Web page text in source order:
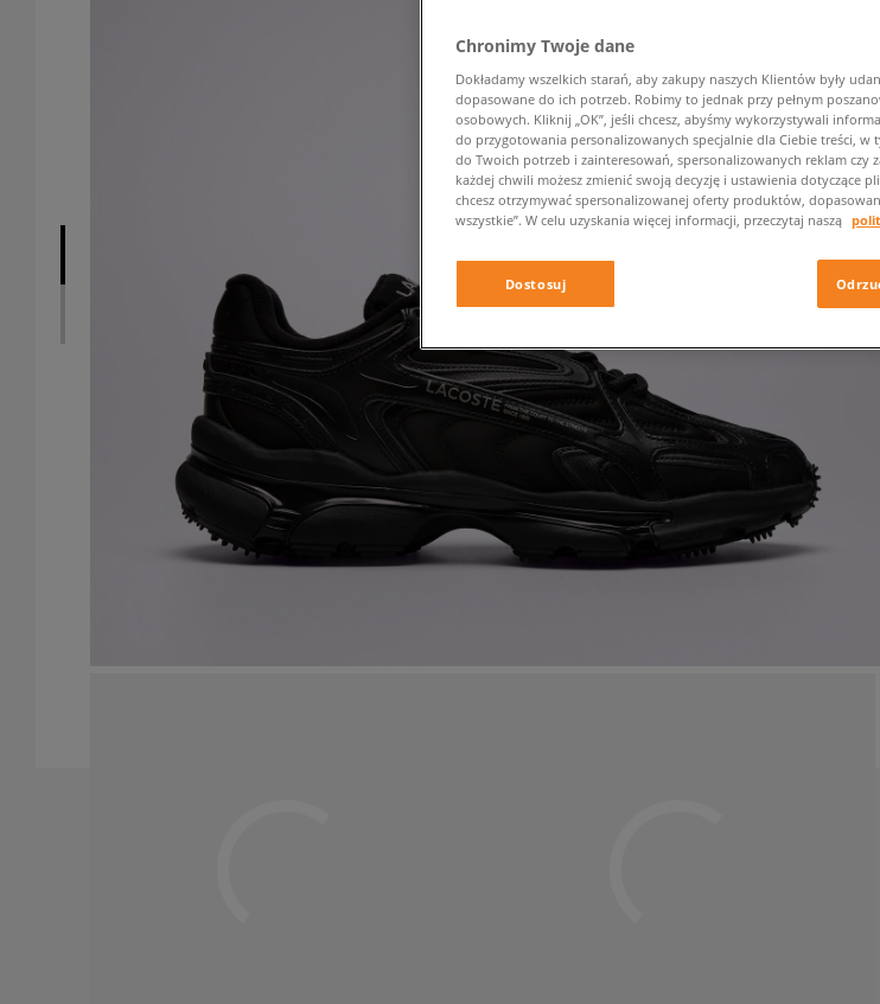
Chronimy Twoje dane
Dokładamy wszelkich starań, aby zakupy naszych Klientów były
dopasowane do ich potrzeb. Robimy to jednak przy pełnym
osobowych. Kliknij „OK”, jeśli chcesz, abyśmy wykorzystywali
do przygotowania personalizowanych specjalnie dla Ciebie treści,
do Twoich potrzeb i zainteresowań, spersonalizowanych reklam czy
każdej chwili możesz zmienić swoją decyzję i ustawienia dotyczące
chcesz otrzymywać spersonalizowanej oferty produktów,
wszystkie”. W celu uzyskania więcej informacji, przeczytaj naszą
Dostosuj